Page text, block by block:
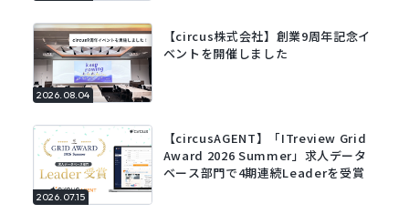
2026.08.04
【circus株式会社】創業9周年記念イ
ベントを開催しました
2026.07.15
【circusAGENT】「ITreview Grid
Award 2026 Summer」求人データ
ベース部門で4期連続Leaderを受賞